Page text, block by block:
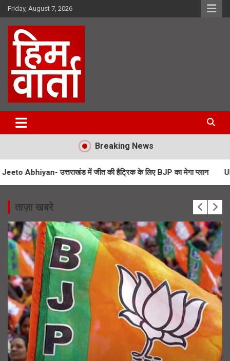
Skip
to
content
Friday, August 7, 2026
Him Varta
Breaking News
में जीत की हैट्रिक के लिए BJP का मेगा प्लान UPNL
ताज़ा खबरे